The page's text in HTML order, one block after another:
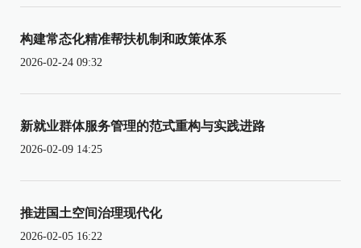
构建常态化精准帮扶机制和政策体系
2026-02-24 09:32
新就业群体服务管理的范式重构与实践进路
2026-02-09 14:25
推进国土空间治理现代化
2026-02-05 16:22